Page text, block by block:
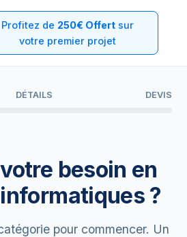
Profitez de 250€ Offert sur
votre premier projet
DÉTAILS DEVIS
besoin en
?
pour commencer. Un